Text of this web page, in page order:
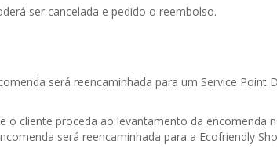
ser cancelada e pedido o reembolso.
será reencaminhada para um Service Point
o cliente proceda ao levantamento da encomenda
será reencaminhada para a Ecofriendly